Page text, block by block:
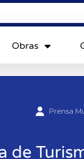
Obras
Prensa
de